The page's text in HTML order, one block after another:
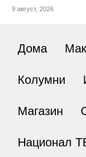
9 август, 2026
Дома
Колумни
Магазин
Национал